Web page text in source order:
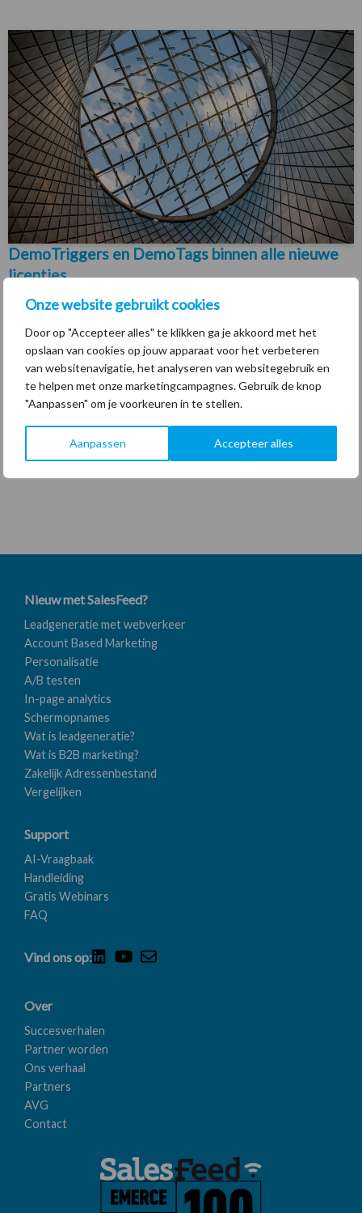
Onze website gebruikt cookies
Door op "Accepteer alles" te klikken ga je akkoord met het
opslaan van cookies op jouw apparaat voor het verbeteren
van websitenavigatie, het analyseren van websitegebruik en
te helpen met onze marketingcampagnes. Gebruik de knop
"Aanpassen" om je voorkeuren in te stellen.
Aanpassen Accepteer alles
DemoTriggers en DemoTags binnen alle nieuwe
licenties
Gepubliceerd op: 17 juli 2017
Aan nieuwe licenties wordt per 17 juli 2017 een aantal triggers
en tags toegevoegd. De triggers variëren van eenvoudig tot
meer complex. De tags...
Eerste
Nieuw met SalesFeed?
Leadgeneratie met webverkeer
Account Based Marketing
Personalisatie
A/B testen
In-page analytics
Schermopnames
Wat is leadgeneratie?
Wat is B2B marketing?
Zakelijk Adressenbestand
Vergelijken
Support
AI-Vraagbaak
Handleiding
Gratis Webinars
FAQ
Vind ons op:
Over
Succesverhalen
Partner worden
Ons verhaal
Partners
AVG
Contact